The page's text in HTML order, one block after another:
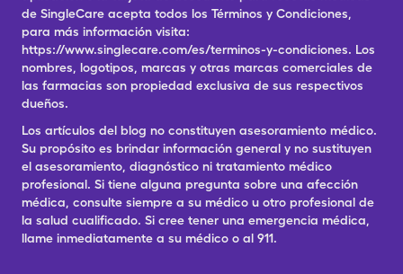
de SingleCare acepta todos los Términos y Condiciones,
para más información visita:
https://www.singlecare.com/es/terminos-y-condiciones. Los
nombres, logotipos, marcas y otras marcas comerciales de
las farmacias son propiedad exclusiva de sus respectivos
dueños.
Los artículos del blog no constituyen asesoramiento médico.
Su propósito es brindar información general y no sustituyen
el asesoramiento, diagnóstico ni tratamiento médico
profesional. Si tiene alguna pregunta sobre una afección
médica, consulte siempre a su médico u otro profesional de
la salud cualificado. Si cree tener una emergencia médica,
llame inmediatamente a su médico o al 911.